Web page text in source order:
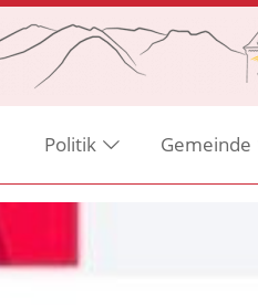
Politik Gemeinde